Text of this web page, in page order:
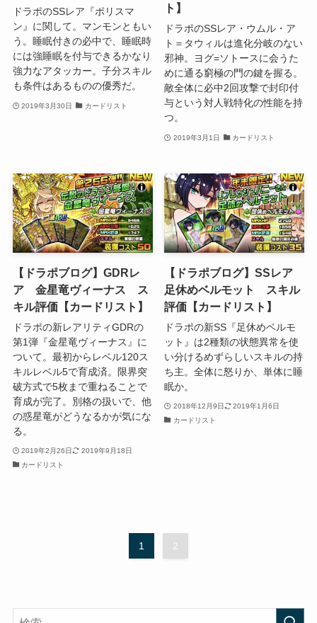
ドラポのSSレア『ポリスマ
ン』に関して。マンモンともい
う。睡眠付きの必中で、睡眠時
には強睡眠を付与できるかなり
強力なアタッカー。子分スキル
も条件はあるものの優秀だ。
2019年3月30日 カードリスト
ト】
ドラポのSSレア・ウムル・ア
ト＝タウィルは進化分岐のない
邪神。ヨグ=ソトースに会うた
めに通る窮極の門の鍵を握る。
敵全体に必中2回攻撃で封印付
与という対人戦特化の性能を持
つ。
2019年3月1日 カードリスト
【ドラポブログ】GDRレ
ア 金星竜ヴィーナス ス
キル評価【カードリスト】
ドラポの新レアリティGDRの
第1弾『金星竜ヴィーナス』に
ついて。最初からレベル120ス
キルレベル5で育成済。限界突
破方式で5枚まで重ねることで
育成が完了。別格の扱いで、他
の惑星竜がどうなるかが気にな
る。
2019年2月26日
2019年9月18日
カードリスト
【ドラポブログ】SSレア
足休めベルモット スキル
評価【カードリスト】
ドラポの新SS『足休めベルモ
ット』は2種類の状態異常を使
い分けるめずらしいスキルの持
ち主。全体に怒りか、単体に睡
眠か。
2018年12月9日
2019年1月6日
カードリスト
1 2